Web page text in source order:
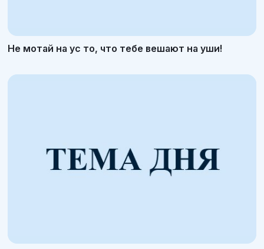
Не мотай на ус то, что тебе вешают на уши!